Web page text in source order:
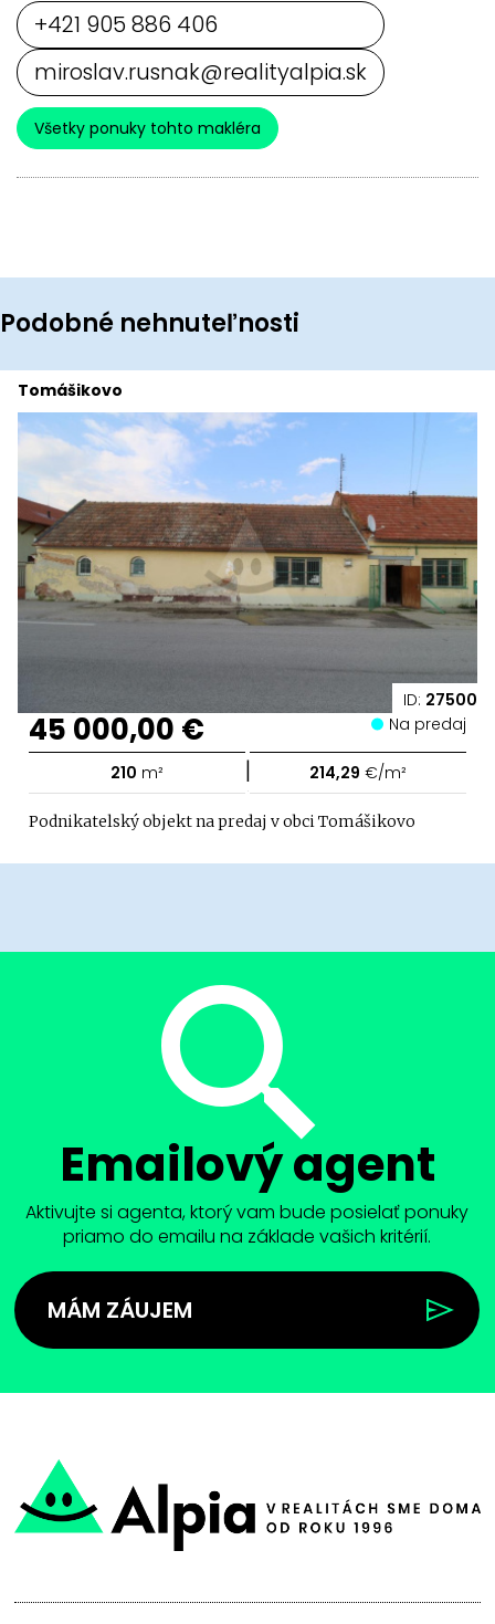
+421 905 886 406
miroslav.rusnak@realityalpia.sk
Všetky ponuky tohto makléra
Podobné nehnuteľnosti
ID: 27500
Tomášikovo
45 000,00 € Na predaj
210 m² | 214,29 €/m²
Podnikatelský objekt na predaj v obci Tomášikovo
Emailový agent
Aktivujte si agenta, ktorý vam bude posielať ponuky
priamo do emailu na základe vašich kritérií.
MÁM ZÁUJEM